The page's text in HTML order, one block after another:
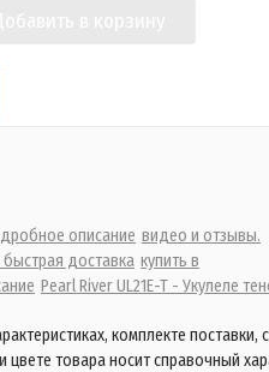
описание видео и отзывы.
доставка купить в
Pearl River UL21E-T - Укулеле
комплекте поставки,
товара носит справочный